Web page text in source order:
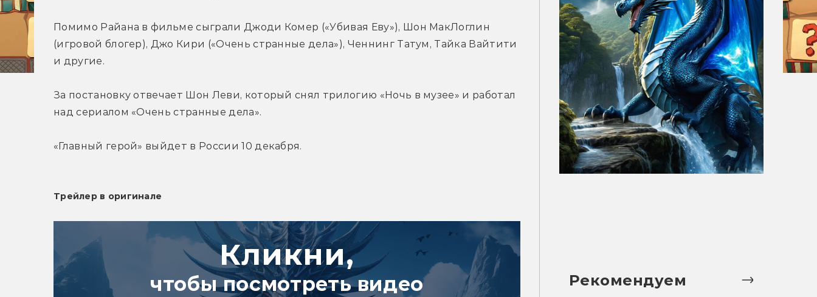
Помимо Райана в фильме сыграли Джоди Комер («Убивая Еву»), Шон МакЛоглин
(игровой блогер), Джо Кири («Очень странные дела»), Ченнинг Татум, Тайка Вайтити
и другие.
За постановку отвечает Шон Леви, который снял трилогию «Ночь в музее» и работал
над сериалом «Очень странные дела».
«Главный герой» выйдет в России 10 декабря.
Трейлер в оригинале
Кликни,
чтобы посмотреть видео Рекомендуем